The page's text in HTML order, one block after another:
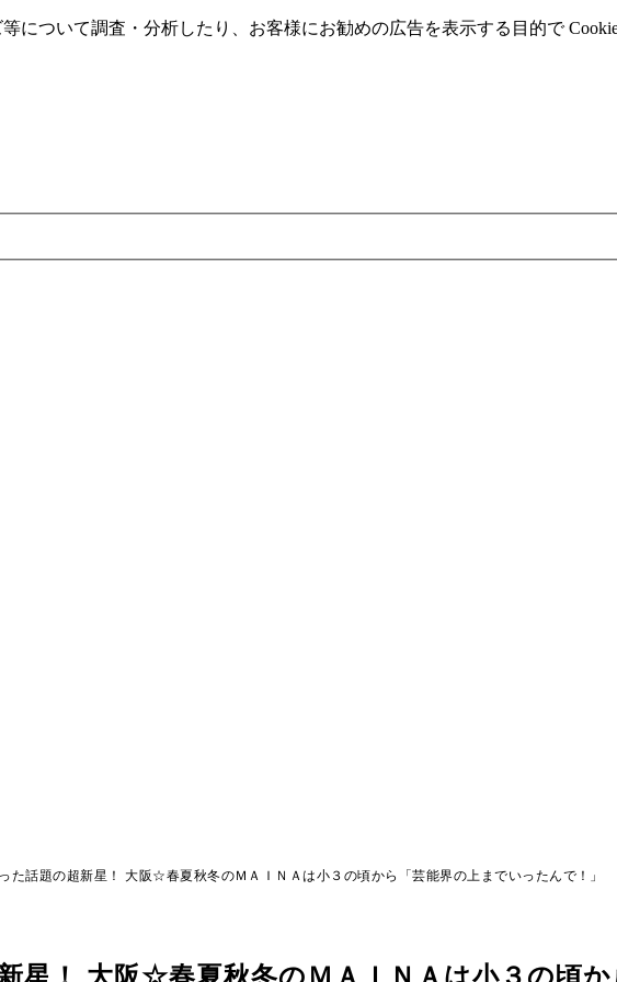
について調査・分析したり、お客様にお勧めの広告を表⽰する⽬的で
た話題の超新星！ 大阪☆春夏秋冬のＭＡＩＮＡは小３の頃から「芸能界の上までいったんで！」
星！ 大阪☆春夏秋冬のＭＡＩＮＡは小３の頃